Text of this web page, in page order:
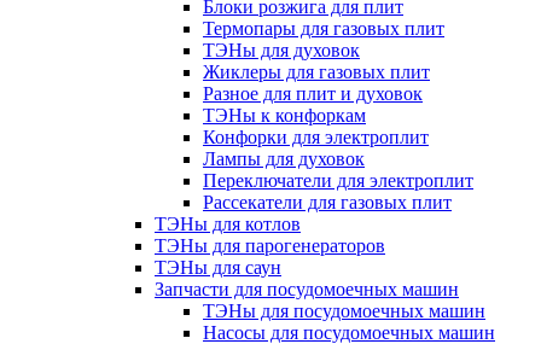
Блоки розжига для плит
Термопары для газовых плит
ТЭНы для духовок
Жиклеры для газовых плит
Разное для плит и духовок
ТЭНы к конфоркам
Конфорки для электроплит
Лампы для духовок
Переключатели для электроплит
Рассекатели для газовых плит
ТЭНы для котлов
ТЭНы для парогенераторов
ТЭНы для саун
Запчасти для посудомоечных машин
ТЭНы для посудомоечных машин
Насосы для посудомоечных машин